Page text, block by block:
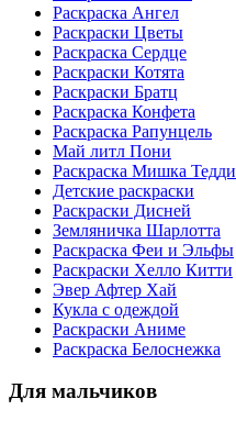
Раскраска Ангел
Раскраски Цветы
Раскраска Сердце
Раскраски Котята
Раскраски Братц
Раскраска Конфета
Раскраска Рапунцель
Май литл Пони
Раскраска Мишка Тедди
Детские раскраски
Раскраски Дисней
Земляничка Шарлотта
Раскраска Феи и Эльфы
Раскраски Хелло Китти
Эвер Афтер Хай
Кукла с одеждой
Раскраски Аниме
Раскраска Белоснежка
Для мальчиков